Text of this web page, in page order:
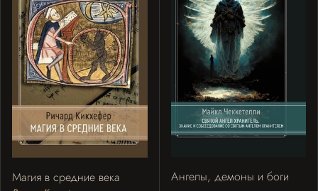
Магия в средние века
Ангелы, демоны и боги